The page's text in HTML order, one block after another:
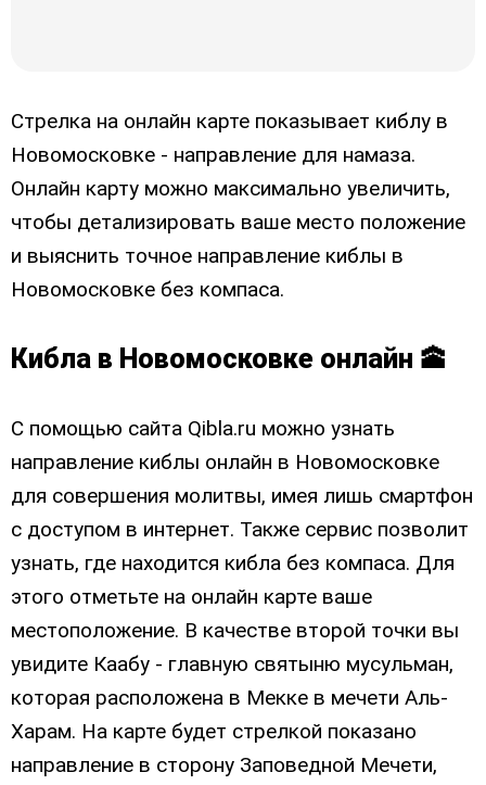
Стрелка на онлайн карте показывает киблу в
Новомосковке - направление для намаза.
Онлайн карту можно максимально увеличить,
чтобы детализировать ваше место положение
и выяснить точное направление киблы в
Новомосковке без компаса.
Кибла в Новомосковке онлайн 🕋
С помощью сайта Qibla.ru можно узнать
направление киблы онлайн в Новомосковке
для совершения молитвы, имея лишь смартфон
с доступом в интернет. Также сервис позволит
узнать, где находится кибла без компаса. Для
этого отметьте на онлайн карте ваше
местоположение. В качестве второй точки вы
увидите Каабу - главную святыню мусульман,
которая расположена в Мекке в мечети Аль-
Харам. На карте будет стрелкой показано
направление в сторону Заповедной Мечети,